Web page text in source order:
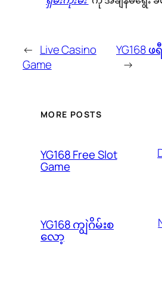
← Live Casino
Game
YG168
→
MORE POSTS
YG168 Free Slot
Game
YG168 ကျွဲဂိမ်းစ
လော့